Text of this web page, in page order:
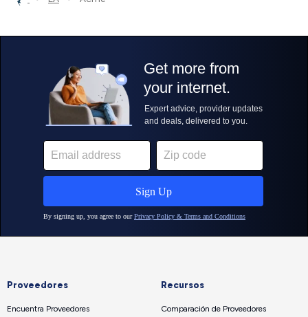
Proveedores
Encuentra Proveedores
Recursos
Comparación de Proveedores